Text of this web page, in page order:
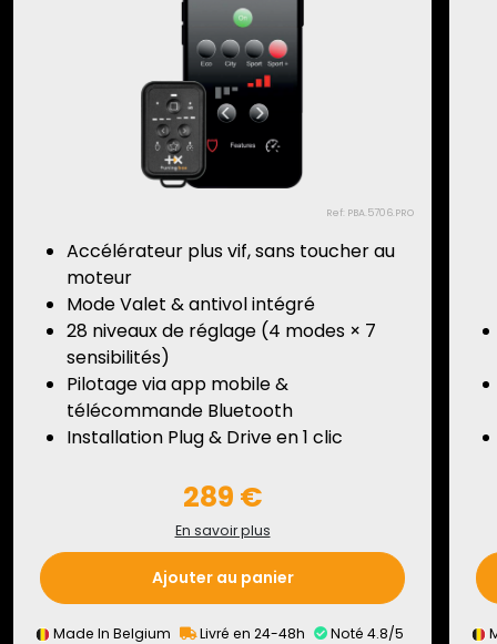
Ref: PBA.5706.PRO
Accélérateur plus vif, sans toucher au
moteur
Mode Valet & antivol intégré
28 niveaux de réglage (4 modes × 7
sensibilités)
Pilotage via app mobile &
télécommande Bluetooth
Installation Plug & Drive en 1 clic
289 €
En savoir plus
Ajouter au panier
Made In Belgium Livré en 24-48h Noté 4.8/5